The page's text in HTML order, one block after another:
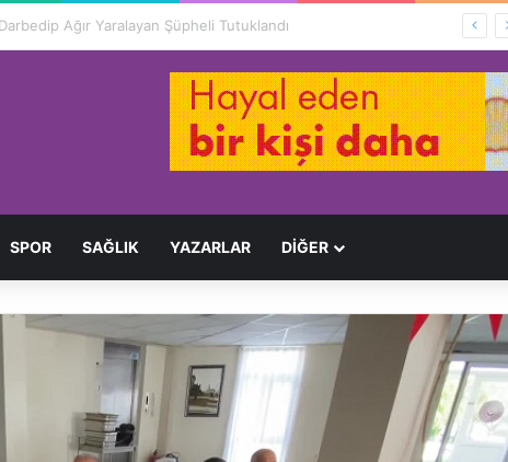
Ağır Yaralayan Şüpheli Tutuklandı
SPOR SAĞLIK YAZARLAR DİĞER